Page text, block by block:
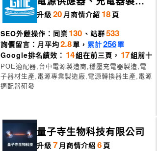
－吉密科技
升級 20 月商情介紹 18 頁
SEO外鏈操作：同業 130 、站群533
詢價留言：月平均2.8單， 累計256單
Google排名績效： 14組在前三頁， 17組前十
POE適配器,台中電源製造商,穩壓充電器製造,電
子器材生產,電源專業製造廠,電源轉換器生產,電源
適配器研發
量子寺生物科技有限公司
升級 7 月商情介紹 6 頁